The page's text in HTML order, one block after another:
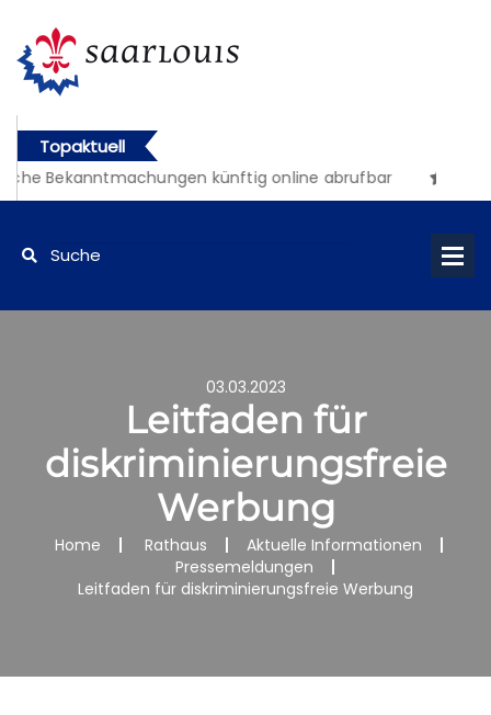
Topaktuell
Bekanntmachungen künftig online abrufbar
03.03.2023
Leitfaden für
diskriminierungsfreie
Werbung
Home Rathaus
Aktuelle Informationen
Pressemeldungen
Leitfaden für diskriminierungsfreie Werbung